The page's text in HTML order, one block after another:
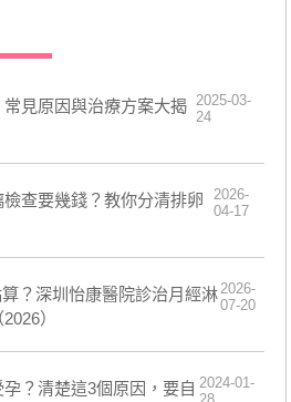
見原因與治療方案大揭 2025-03-
24
查要幾錢？教你分清排卵
2026-
04-17
？深圳怡康醫院診治月經淋
）
2026-
07-20
？清楚這3個原因，要自 2024-01-